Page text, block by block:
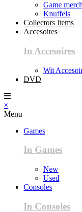
Game
Knuffels
Collectors Items
Accesoires
In Accesoires
Wii
DVD
×
Menu
Games
In Games
New
Used
Consoles
In Consoles